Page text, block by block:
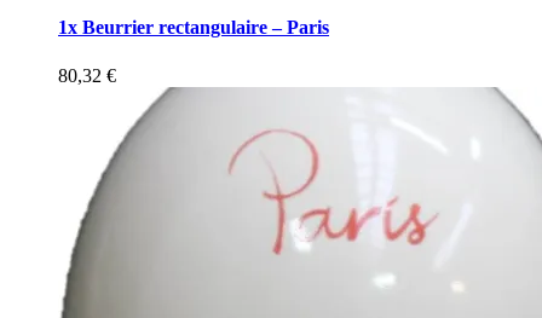
1x Beurrier rectangulaire – Paris
80,32 €